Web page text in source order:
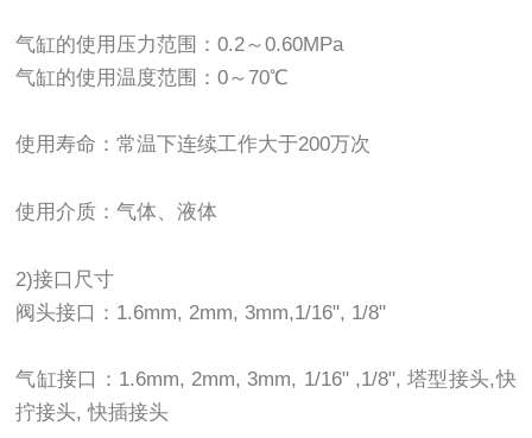
气缸的使用压力范围：0.2～0.60MPa
气缸的使用温度范围：0～70℃
使用寿命：常温下连续工作大于200万次
使用介质：气体、液体
2)接口尺寸
阀头接口：1.6mm, 2mm, 3mm,1/16", 1/8"
气缸接口：1.6mm, 2mm, 3mm, 1/16" ,1/8", 塔型接头,快
拧接头, 快插接头